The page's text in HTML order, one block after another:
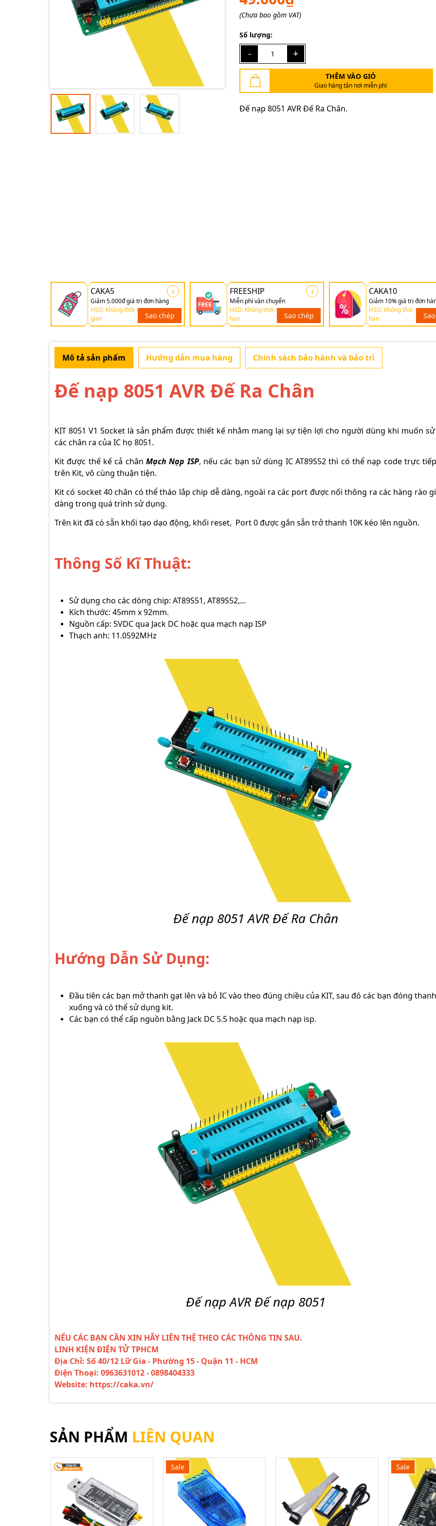
(Chưa bao gồm VAT)
Số lượng:
- +
THÊM VÀO GIỎ
Giao hàng tận nơi miễn phí
Đế nạp 8051 AVR Đế Ra Chân.
CAKA5
Giảm 5.000đ giá trị đơn hàng
HSD: Không thời
gian
Sao chép
FREESHIP
Miễn phí vận chuyển
HSD: Không thời
hạn
Sao chép
CAKA10
Giảm 10% giá trị đơn
HSD: Không thời
hạn
Mã giảm giá:
Ngày hết hạn:
Điều kiện:
Mô tả sản phẩm Hướng dẫn mua hàng Chính sách bảo hành và bảo trì
Đế nạp 8051 AVR Đế Ra Chân
KIT 8051 V1 Socket là sản phẩm được thiết kế nhằm mang lại sự tiện lợi cho người dùng khi muốn
các chân ra của IC họ 8051.
Kit được thế kế cả chân Mạch Nạp ISP, nếu các bạn sử dùng IC AT89S52thì có thể nạp code trực
trên Kit, vô cùng thuận tiện.
Kit có socket 40 chân có thể tháo lắp chip dễ dàng, ngoài ra các port được nối thông ra các hàng rào
dàng trong quá trình sử dụng.
Trên kit đã có sẵn khối tạo dạo động, khối reset, Port 0 được gắn sẵn trở thanh 10K kéo lên nguồn.
Thông Số Kĩ Thuật:
Sử dụng cho các dòng chip: AT89S51, AT89S52,...
Kích thước: 45mm x 92mm.
Nguồn cấp: 5VDC qua Jack DC hoặc qua mạch nạp ISP
Thạch anh: 11.0592MHz
Đế nạp 8051 AVR Đế Ra Chân
Hướng Dẫn Sử Dụng:
Đầu tiên các bạn mở thanh gạt lên và bỏ IC vào theo đúng chiều của KIT, sau đó các bạn đóng
xuống và có thể sử dụng kit.
Các bạn có thể cấp nguồn bằng Jack DC 5.5 hoặc qua mạch nạp isp.
Đế nạp AVR Đế nạp 8051
NẾU CÁC BẠN CẦN XIN HÃY LIÊN THỆ THEO CÁC THÔNG TIN SAU.
LINH KIỆN ĐIỆN TỬ TPHCM
Địa Chỉ: Số 40/12 Lữ Gia - Phường 15 - Quận 11 - HCM
Điện Thoại: 0963631012 - 0898404333
Website: https://caka.vn/
SẢN PHẨM LIÊN QUAN
Sale Sale